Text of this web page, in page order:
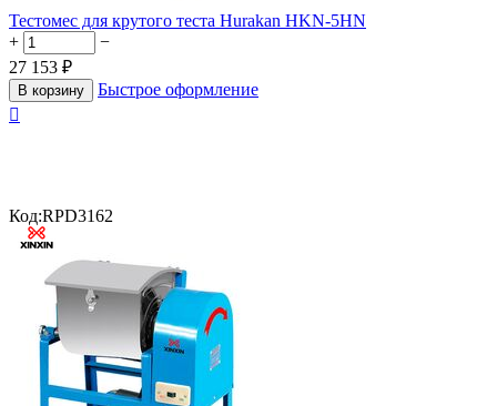
Тестомес для крутого теста Hurakan HKN-5HN
+
−
27 153 ₽
В корзину
Быстрое оформление

Код:RPD3162